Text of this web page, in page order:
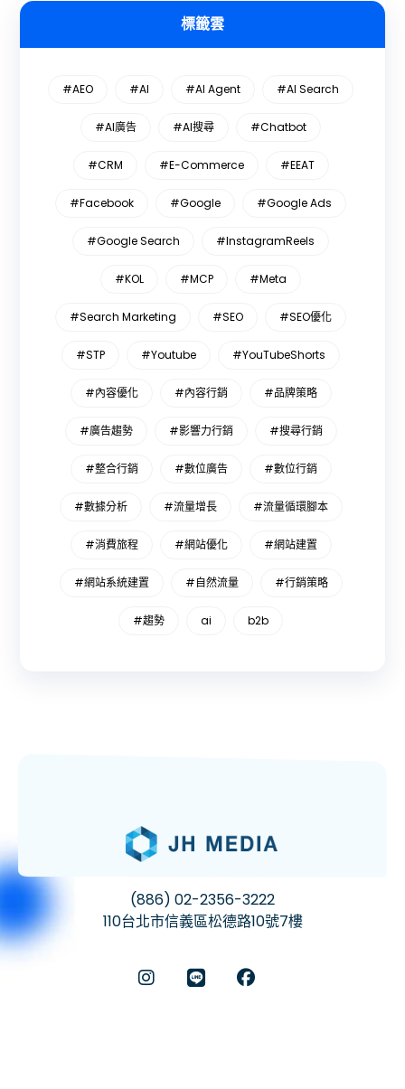
標籤雲
#AEO #AI #AI Agent #AI Search
#AI廣告 #AI搜尋 #Chatbot
#CRM #E-Commerce #EEAT
#Facebook #Google #Google Ads
#Google Search #InstagramReels
#KOL #MCP #Meta
#Search Marketing #SEO #SEO優化
#STP #Youtube #YouTubeShorts
#內容優化 #內容行銷 #品牌策略
#廣告趨勢 #影響力行銷 #搜尋行銷
#整合行銷 #數位廣告 #數位行銷
#數據分析 #流量增長 #流量循環腳本
#消費旅程 #網站優化 #網站建置
#網站系統建置 #自然流量 #行銷策略
#趨勢 ai b2b
(886) 02-2356-3222
110台北市信義區松德路10號7樓